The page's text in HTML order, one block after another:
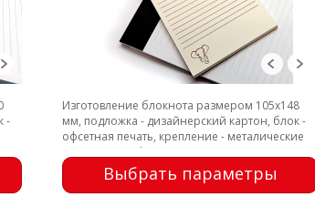
-
Изготовление блокнота размером 105х148
мм, подложка - дизайнерский картон, блок -
офсетная печать, крепление - металические
заклепки, перфорация
Выбрать параметры